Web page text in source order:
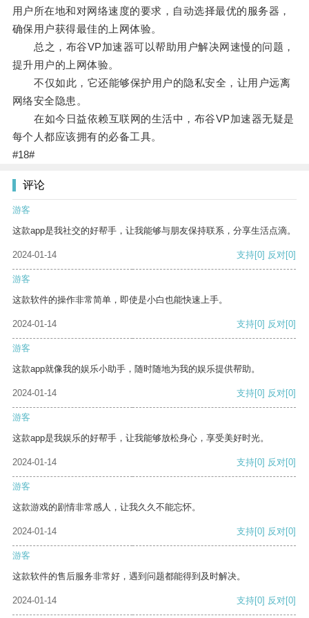
用户所在地和对网络速度的要求，自动选择最优的服务器，
确保用户获得最佳的上网体验。
总之，布谷VP加速器可以帮助用户解决网速慢的问题，
提升用户的上网体验。
不仅如此，它还能够保护用户的隐私安全，让用户远离
网络安全隐患。
在如今日益依赖互联网的生活中，布谷VP加速器无疑是
每个人都应该拥有的必备工具。
#18#
评论
游客
这款app是我社交的好帮手，让我能够与朋友保持联系，分享生活点滴。
2024-01-14 支持[0] 反对[0]
游客
这款软件的操作非常简单，即使是小白也能快速上手。
2024-01-14 支持[0] 反对[0]
游客
这款app就像我的娱乐小助手，随时随地为我的娱乐提供帮助。
2024-01-14 支持[0] 反对[0]
游客
这款app是我娱乐的好帮手，让我能够放松身心，享受美好时光。
2024-01-14 支持[0] 反对[0]
游客
这款游戏的剧情非常感人，让我久久不能忘怀。
2024-01-14 支持[0] 反对[0]
游客
这款软件的售后服务非常好，遇到问题都能得到及时解决。
2024-01-14 支持[0] 反对[0]